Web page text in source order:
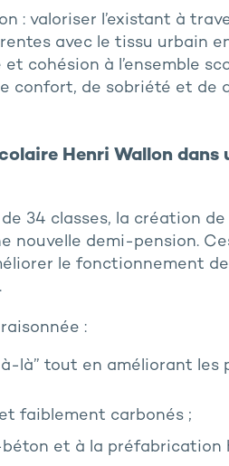
: valoriser l’existant à
avec le tissu urbain
cohésion à l’ensemble
confort, de sobriété et de
Henri Wallon dans
34 classes, la création de
nouvelle demi-pension.
le fonctionnement de
:
là” tout en améliorant les
faiblement carbonés ;
et à la préfabrication